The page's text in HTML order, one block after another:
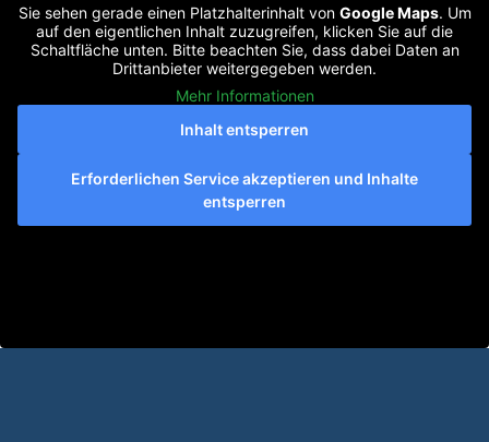
Sie sehen gerade einen Platzhalterinhalt von Google Maps. Um
auf den eigentlichen Inhalt zuzugreifen, klicken Sie auf die
Schaltfläche unten. Bitte beachten Sie, dass dabei Daten an
Drittanbieter weitergegeben werden.
Mehr Informationen
Inhalt entsperren
Erforderlichen Service akzeptieren und Inhalte
entsperren